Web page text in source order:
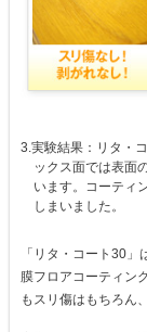
3.実験結果：リタ・
ックス面では表面
います。コーティ
しまいました。
「リタ・コート30
膜フロアコーティン
もスリ傷はもちろん